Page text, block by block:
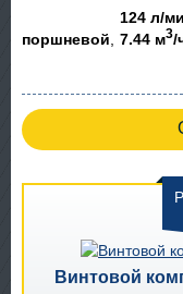
поршневой
124 л/
7.44 м3/
Винтовой